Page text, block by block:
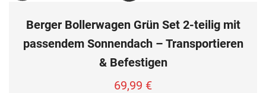
Berger Bollerwagen Grün Set 2-teilig mit
passendem Sonnendach – Transportieren
& Befestigen
69,99 €